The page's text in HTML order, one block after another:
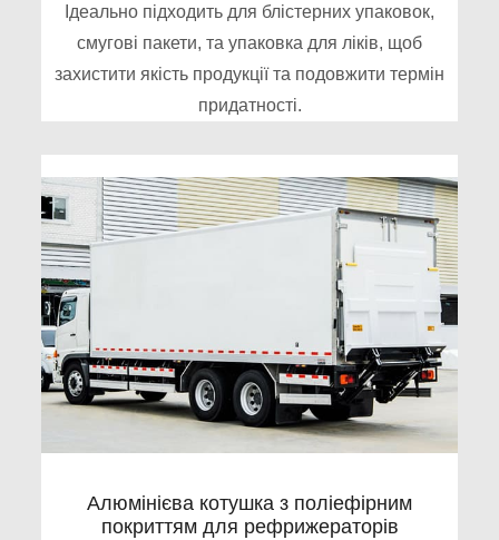
Ідеально підходить для блістерних упаковок,
смугові пакети, та упаковка для ліків, щоб
захистити якість продукції та подовжити термін
придатності.
Алюмінієва котушка з поліефірним
покриттям для рефрижераторів